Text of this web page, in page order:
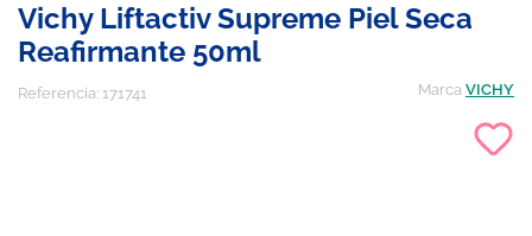
Vichy Liftactiv Supreme Piel Seca
Reafirmante 50ml
Referencia: 171741 Marca VICHY